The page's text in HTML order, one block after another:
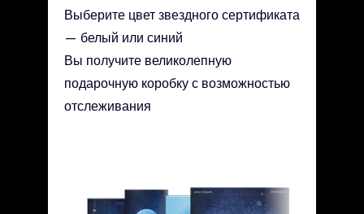
Выберите цвет звездного сертификата
— белый или синий
Вы получите великолепную
подарочную коробку с возможностью
отслеживания